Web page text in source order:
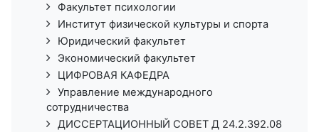
Факультет психологии
Институт физической культуры и спорта
Юридический факультет
Экономический факультет
ЦИФРОВАЯ КАФЕДРА
Управление международного
сотрудничества
ДИССЕРТАЦИОННЫЙ СОВЕТ Д 24.2.392.08